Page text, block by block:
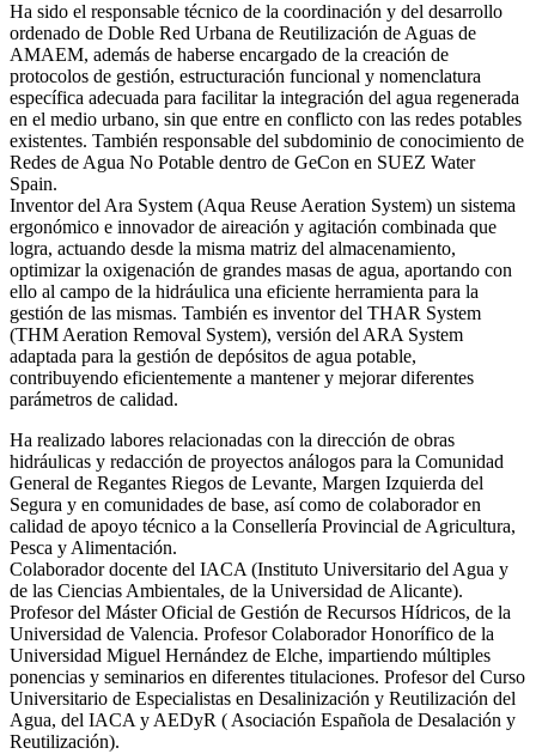
Ha sido el responsable técnico de la coordinación y del desarrollo
ordenado de Doble Red Urbana de Reutilización de Aguas de
AMAEM, además de haberse encargado de la creación de
protocolos de gestión, estructuración funcional y nomenclatura
específica adecuada para facilitar la integración del agua regenerada
en el medio urbano, sin que entre en conflicto con las redes potables
existentes. También responsable del subdominio de conocimiento de
Redes de Agua No Potable dentro de GeCon en SUEZ Water
Spain.
Inventor del Ara System (Aqua Reuse Aeration System) un sistema
ergonómico e innovador de aireación y agitación combinada que
logra, actuando desde la misma matriz del almacenamiento,
optimizar la oxigenación de grandes masas de agua, aportando con
ello al campo de la hidráulica una eficiente herramienta para la
gestión de las mismas. También es inventor del THAR System
(THM Aeration Removal System), versión del ARA System
adaptada para la gestión de depósitos de agua potable,
contribuyendo eficientemente a mantener y mejorar diferentes
parámetros de calidad.
Ha realizado labores relacionadas con la dirección de obras
hidráulicas y redacción de proyectos análogos para la Comunidad
General de Regantes Riegos de Levante, Margen Izquierda del
Segura y en comunidades de base, así como de colaborador en
calidad de apoyo técnico a la Consellería Provincial de Agricultura,
Pesca y Alimentación.
Colaborador docente del IACA (Instituto Universitario del Agua y
de las Ciencias Ambientales, de la Universidad de Alicante).
Profesor del Máster Oficial de Gestión de Recursos Hídricos, de la
Universidad de Valencia. Profesor Colaborador Honorífico de la
Universidad Miguel Hernández de Elche, impartiendo múltiples
ponencias y seminarios en diferentes titulaciones. Profesor del Curso
Universitario de Especialistas en Desalinización y Reutilización del
Agua, del IACA y AEDyR ( Asociación Española de Desalación y
Reutilización).